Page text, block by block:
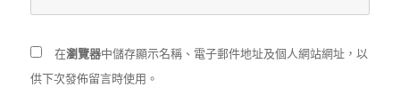
在瀏覽器中儲存顯示名稱、電子郵件地址及個人網站網址，以
供下次發佈留言時使用。